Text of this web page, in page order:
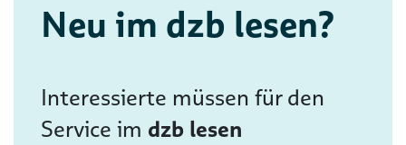
Neu im dzb lesen?
Interessierte müssen für den
Service im dzb lesen